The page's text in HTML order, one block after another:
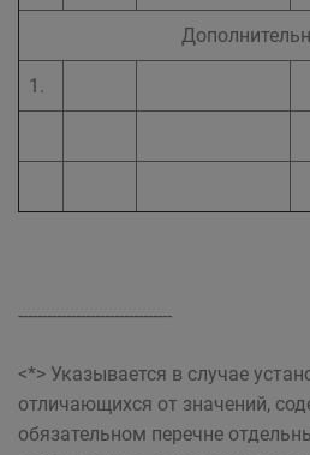
1.
--------------------------------
<*> Указывается в случае
отличающихся от значений,
обязательном перечне